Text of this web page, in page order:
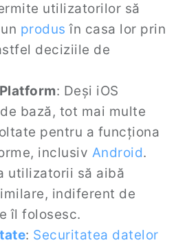
utilizatorilor să
produs în casa lor prin
deciziile de
: Deși iOS
bază, tot mai multe
pentru a funcționa
inclusiv Android.
utilizatorii să aibă
indiferent de
îl folosesc.
: Securitatea datelor